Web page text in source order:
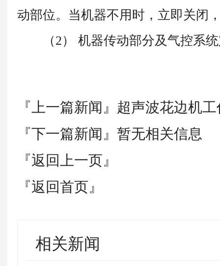
动部位。当机器不用时，立即关闭
（2） 机器传动部分及气控系统
『上一篇新闻』 超声波花边机
『下一篇新闻』暂无相关信息
『返回上一页』
『返回首页』
相关新闻